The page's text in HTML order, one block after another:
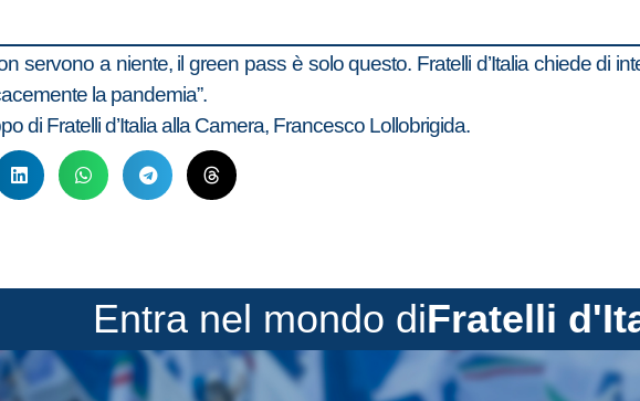
servono a niente, il green pass è solo questo. Fratelli d’Italia chiede di
la pandemia”.
di Fratelli d’Italia alla Camera, Francesco Lollobrigida.
Entra nel mondo diFratelli